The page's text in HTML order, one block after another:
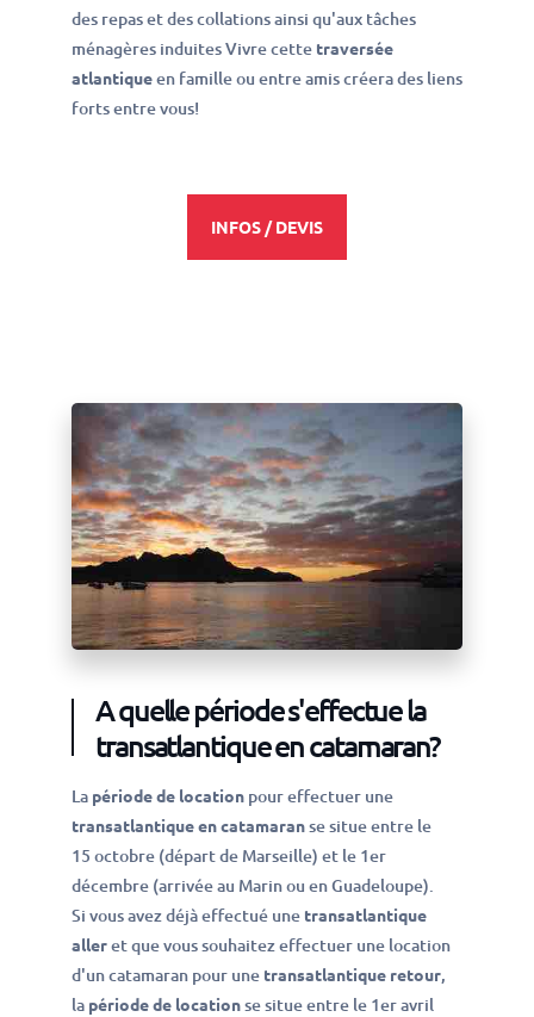
des repas et des collations ainsi qu'aux tâches
ménagères induites Vivre cette traversée
atlantiqueen famille ou entre amis créera des liens
forts entre vous!
INFOS / DEVIS
A quelle période s'effectue la
transatlantique en catamaran?
La période de location pour effectuer une
transatlantique en catamaranse situe entre le
15 octobre (départ de Marseille) et le 1er
décembre (arrivée au Marin ou en Guadeloupe).
Si vous avez déjà effectué une transatlantique
alleret que vous souhaitez effectuer une location
d'un catamaran pour une transatlantique retour,
la période de locationse situe entre le 1er avril